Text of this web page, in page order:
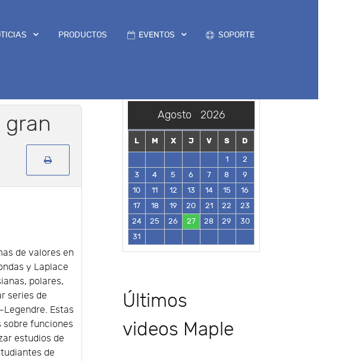
PRODUCTOS EVENTOS SOPORTE
gran
de valores en
y Laplace
polares,
series de
Estas
sobre funciones
estudios de
de
Agosto 2026
L M X J V S
D
1
2
3
4 5 6 7 8
9
10
11 12 13 14 15
16
17
18 19 20 21 22
23
24
25 26 27 28 29
30
31
Últimos
videos Maple